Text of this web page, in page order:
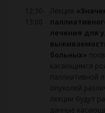
12:30-
13:00
Лекция
лечения для
больных»
касающимся
паллиативной
опухолей
лекции будут
данные